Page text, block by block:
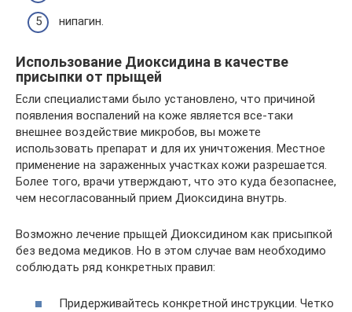
нипагин.
Использование Диоксидина в качестве
присыпки от прыщей
Если специалистами было установлено, что причиной
появления воспалений на коже является все-таки
внешнее воздействие микробов, вы можете
использовать препарат и для их уничтожения. Местное
применение на зараженных участках кожи разрешается.
Более того, врачи утверждают, что это куда безопаснее,
чем несогласованный прием Диоксидина внутрь.
Возможно лечение прыщей Диоксидином как присыпкой
без ведома медиков. Но в этом случае вам необходимо
соблюдать ряд конкретных правил:
Придерживайтесь конкретной инструкции. Четко